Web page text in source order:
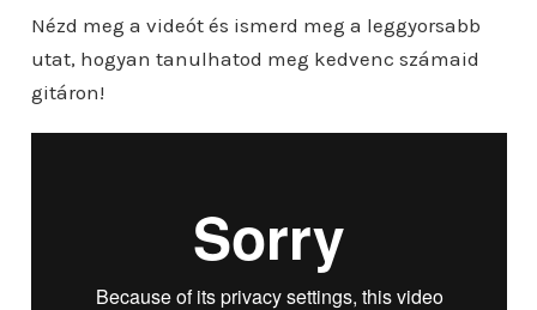
Nézd meg a videót és ismerd meg a leggyorsabb
utat, hogyan tanulhatod meg kedvenc számaid
gitáron!